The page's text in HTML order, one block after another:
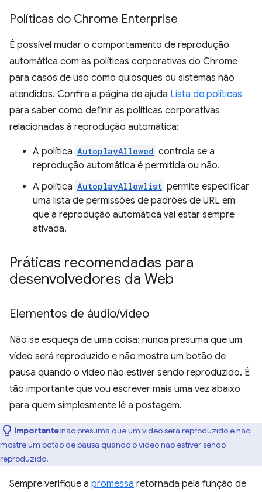
Políticas do Chrome Enterprise
É possível mudar o comportamento de reprodução
automática com as políticas corporativas do Chrome
para casos de uso como quiosques ou sistemas não
atendidos. Confira a página de ajuda Lista de políticas
para saber como definir as políticas corporativas
relacionadas à reprodução automática:
A política AutoplayAllowed controla se a
reprodução automática é permitida ou não.
A política AutoplayAllowlist permite especificar
uma lista de permissões de padrões de URL em
que a reprodução automática vai estar sempre
ativada.
Práticas recomendadas para
desenvolvedores da Web
Elementos de áudio/vídeo
Não se esqueça de uma coisa: nunca presuma que um
vídeo será reproduzido e não mostre um botão de
pausa quando o vídeo não estiver sendo reproduzido. É
tão importante que vou escrever mais uma vez abaixo
para quem simplesmente lê a postagem.
Importante:não presuma que um vídeo será reproduzido e não
mostre um botão de pausa quando o vídeo não estiver sendo
reproduzido.
Sempre verifique a promessa retornada pela função de